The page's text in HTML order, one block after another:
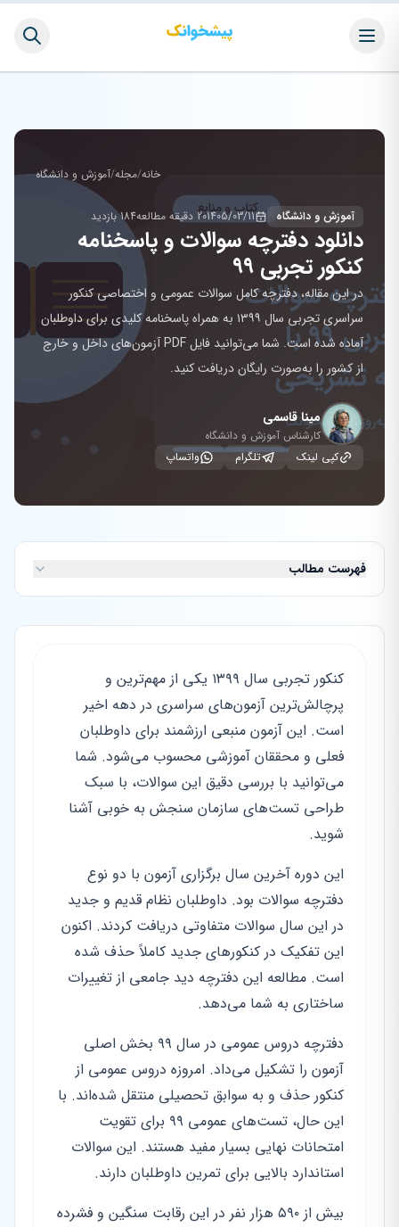
خانه/مجله/آموزش و دانشگاه
آموزش و دانشگاه 1405/03/1120 دقیقه مطالعه 184 بازدید
دانلود دفترچه سوالات و پاسخنامه
کنکور تجربی ۹۹
در این مقاله، دفترچه کامل سوالات عمومی و اختصاصی کنکور
سراسری تجربی سال ۱۳۹۹ به همراه پاسخنامه کلیدی برای داوطلبان
آماده شده است. شما می‌توانید فایل PDF آزمون‌های داخل و خارج
از کشور را به‌صورت رایگان دریافت کنید.
مینا قاسمی
کارشناس آموزش و دانشگاه
کپی لینک
تلگرام واتساپ
فهرست مطالب
کنکور تجربی سال ۱۳۹۹ یکی از مهم‌ترین و
پرچالش‌ترین آزمون‌های سراسری در دهه اخیر
است. این آزمون منبعی ارزشمند برای داوطلبان
فعلی و محققان آموزشی محسوب می‌شود. شما
می‌توانید با بررسی دقیق این سوالات، با سبک
طراحی تست‌های سازمان سنجش به خوبی آشنا
شوید.
این دوره آخرین سال برگزاری آزمون با دو نوع
دفترچه سوالات بود. داوطلبان نظام قدیم و جدید
در این سال سوالات متفاوتی دریافت کردند. اکنون
این تفکیک در کنکورهای جدید کاملاً حذف شده
است. مطالعه این دفترچه دید جامعی از تغییرات
ساختاری به شما می‌دهد.
دفترچه دروس عمومی در سال ۹۹ بخش اصلی
آزمون را تشکیل می‌داد. امروزه دروس عمومی از
کنکور حذف و به سوابق تحصیلی منتقل شده‌اند. با
این حال، تست‌های عمومی ۹۹ برای تقویت
امتحانات نهایی بسیار مفید هستند. این سوالات
استاندارد بالایی برای تمرین داوطلبان دارند.
بیش از ۵۹۰ هزار نفر در این رقابت سنگین و فشرده